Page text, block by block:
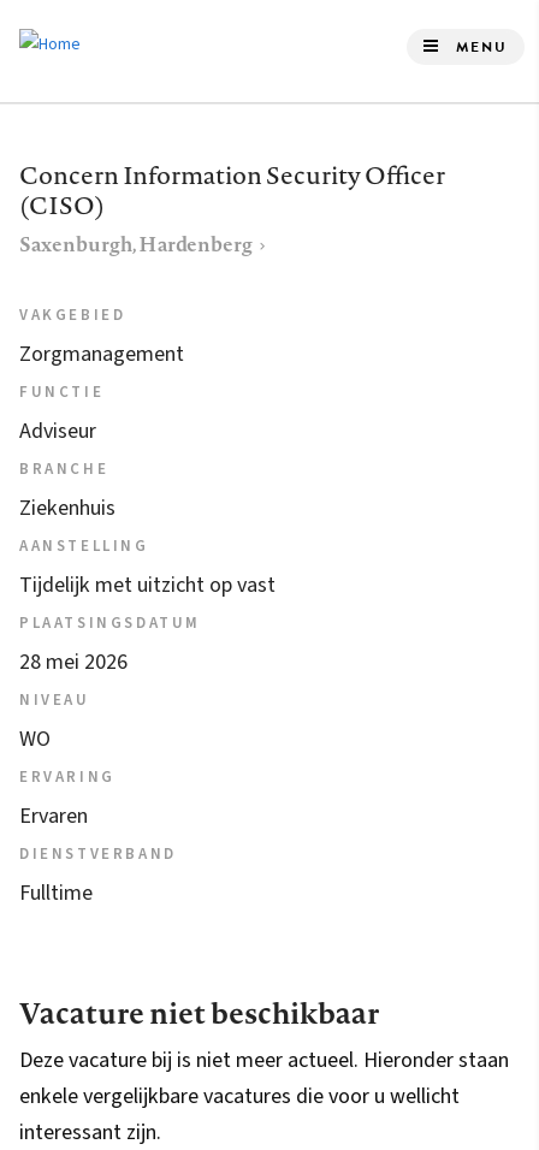
de
gaan
MENU
Concern Information Security Officer
(CISO)
Saxenburgh, Hardenberg
VAKGEBIED
Zorgmanagement
FUNCTIE
Adviseur
BRANCHE
Ziekenhuis
AANSTELLING
Tijdelijk met uitzicht op vast
PLAATSINGSDATUM
28 mei 2026
NIVEAU
WO
ERVARING
Ervaren
DIENSTVERBAND
Fulltime
Vacature niet beschikbaar
Deze vacature bij is niet meer actueel. Hieronder staan
enkele vergelijkbare vacatures die voor u wellicht
interessant zijn.